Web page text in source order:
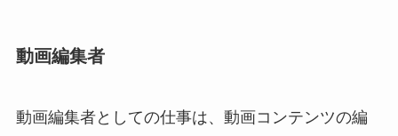
動画編集者
動画編集者としての仕事は、動画コンテンツの編